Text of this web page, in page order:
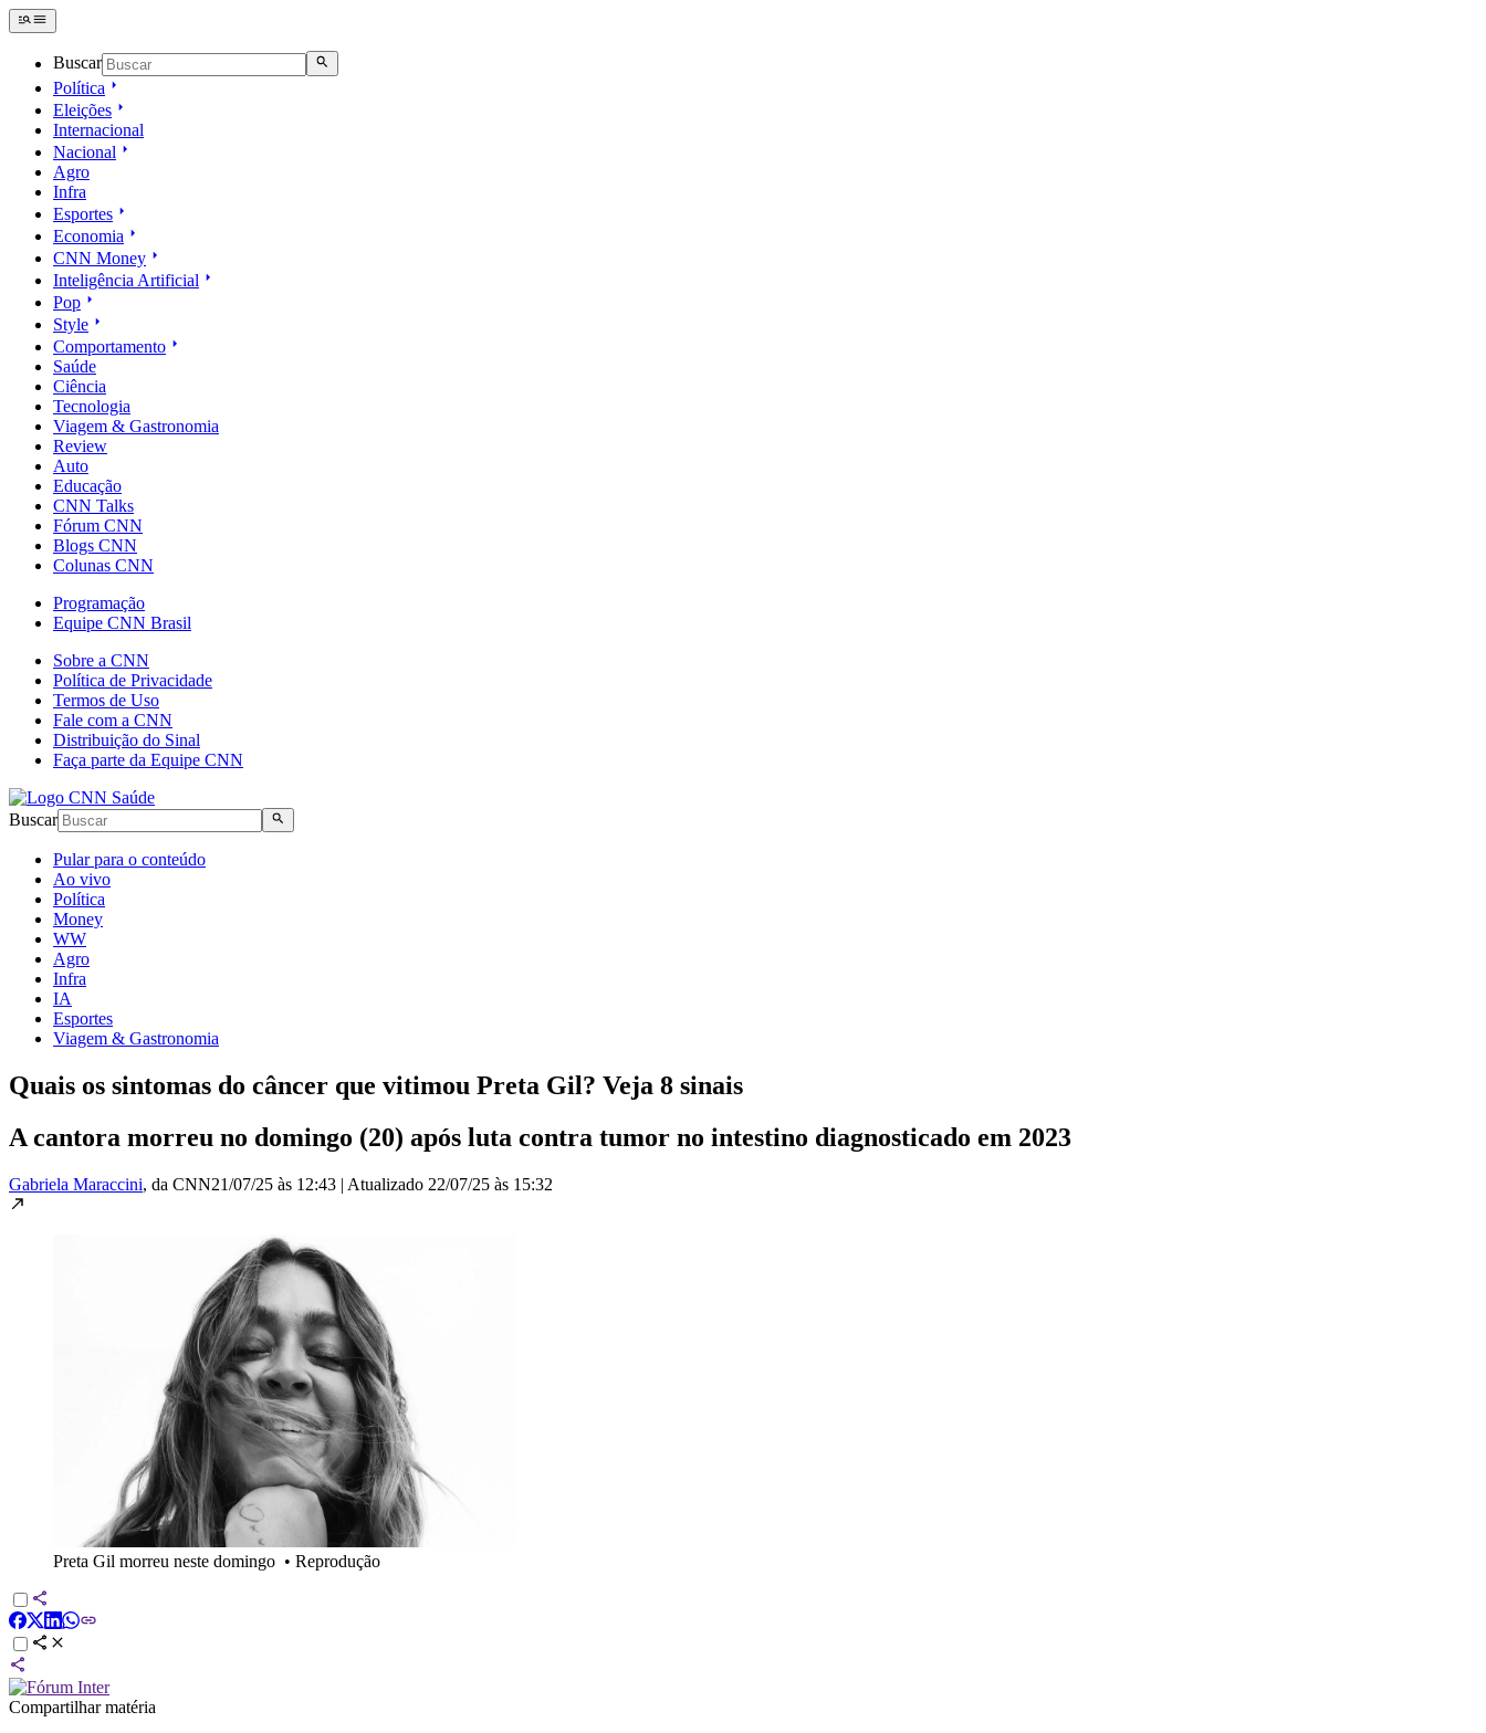
Buscar
Política
Eleições
Internacional
Nacional
Agro
Infra
Esportes
Economia
CNN Money
Inteligência Artificial
Pop
Style
Comportamento
Saúde
Ciência
Tecnologia
Viagem & Gastronomia
Review
Auto
Educação
CNN Talks
Fórum CNN
Blogs CNN
Colunas CNN
Programação
Equipe CNN Brasil
Sobre a CNN
Política de Privacidade
Termos de Uso
Fale com a CNN
Distribuição do Sinal
Faça parte da Equipe CNN
Buscar
Pular para o conteúdo
Ao vivo
Política
Money
WW
Agro
Infra
IA
Esportes
Viagem & Gastronomia
Quais os sintomas do câncer que vitimou Preta Gil? Veja 8 sinais
A cantora morreu no domingo (20) após luta contra tumor no intestino diagnosticado em 2023
Gabriela Maraccini, da CNN21/07/25 às 12:43 | Atualizado 22/07/25 às 15:32
Preta Gil morreu neste domingo • Reprodução
Compartilhar matéria